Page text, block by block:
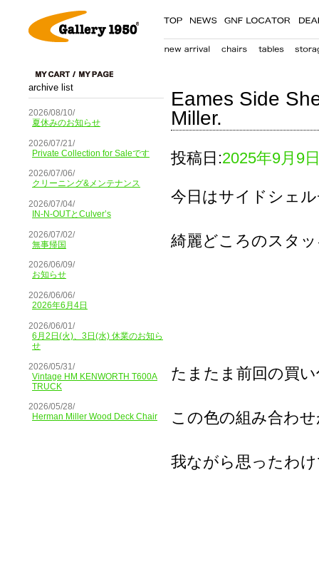
archive list
2026/08/10/
夏休みのお知らせ
2026/07/21/
Private Collection for Saleです
2026/07/06/
クリーニング&メンテナンス
2026/07/04/
IN-N-OUTとCulver’s
2026/07/02/
無事帰国
2026/06/09/
お知らせ
2026/06/06/
2026年6月4日
2026/06/01/
6月2日(火)、3日(水) 休業のお知ら
せ
2026/05/31/
Vintage HM KENWORTH T600A
TRUCK
2026/05/28/
Herman Miller Wood Deck Chair
Eames Side
Miller.
投稿日:2025年9月9
今日はサイドシェ
綺麗どころのスタ
たまたま前回の買
この色の組み合わ
我ながら思ったわ